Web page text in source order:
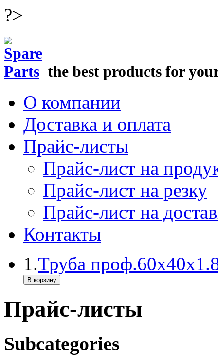
?>
the best products for
О компании
Доставка и оплата
Прайс-листы
Прайс-лист на
Прайс-лист на резку
Прайс-лист на
Контакты
1.Труба
Прайс-листы
Subcategories